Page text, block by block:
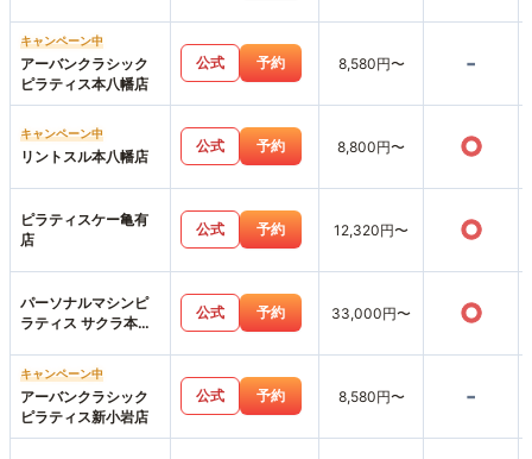
キャンペーン中
アーバンクラシック
ピラティス本八幡店
公式 予約 8,580円〜 -
キャンペーン中
リントスル本八幡店
公式 予約 8,800円〜 ○
ピラティスケー亀有
店
公式 予約 12,320円〜 ○
パーソナルマシンピ
ラティス サクラ本八
公式 予約 33,000円〜 ○
キャンペーン中
アーバンクラシック
ピラティス新小岩店
公式 予約 8,580円〜 -